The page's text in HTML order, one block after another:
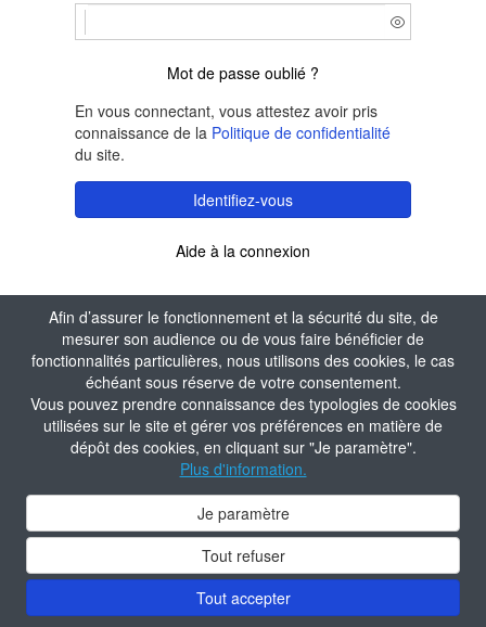
Afin d’assurer le fonctionnement et la sécurité du site, de
mesurer son audience ou de vous faire bénéficier de
fonctionnalités particulières, nous utilisons des cookies, le cas
échéant sous réserve de votre consentement.
Vous pouvez prendre connaissance des typologies de cookies
utilisées sur le site et gérer vos préférences en matière de
dépôt des cookies, en cliquant sur "Je paramètre".
Plus d'information.
Je paramètre
Tout refuser
Tout accepter
Mot de passe oublié ?
En vous connectant, vous attestez avoir pris
connaissance de la Politique de confidentialité
du site.
Identifiez-vous
Aide à la connexion